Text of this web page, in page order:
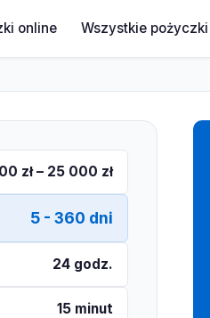
online Wszystkie pożyczki
zł – 25 000 zł
5 - 360 dni
24 godz.
15 minut